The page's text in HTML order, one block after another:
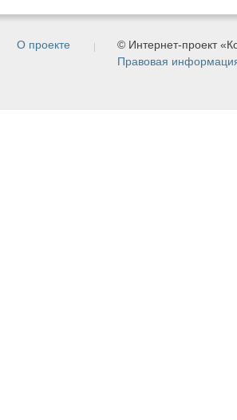
О проекте
© Интернет-проект
Правовая